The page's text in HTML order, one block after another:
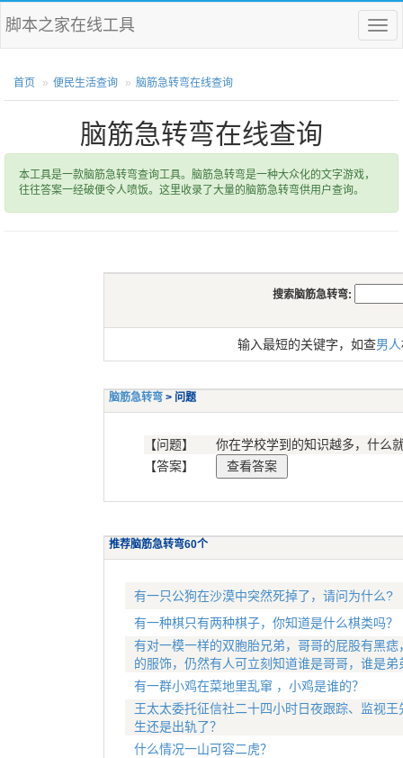
菜
单
脚本之家在线工具
首页 便民生活查询 脑筋急转弯在线查询
脑筋急转弯在线查询
本工具是一款脑筋急转弯查询工具。脑筋急转弯是一种大众化的文字游戏，
往往答案一经破便令人喷饭。这里收录了大量的脑筋急转弯供用户查询。
搜索脑筋急转弯:
输入最短的关键字，如查男人
脑筋急转弯 > 问题
【问题】
你在学校学到的知识越多，什么
【答案】
推荐脑筋急转弯60个
有一只公狗在沙漠中突然死掉了，请问为什么?
有一种棋只有两种棋子，你知道是什么棋类吗？
有对一模一样的双胞胎兄弟，哥哥的屁股有黑
的服饰，仍然有人可立刻知道谁是哥哥，谁是弟
有一群小鸡在菜地里乱窜 ，小鸡是谁的？
王太太委托征信社二十四小时日夜跟踪、监视
生还是出轨了？
什么情况一山可容二虎？